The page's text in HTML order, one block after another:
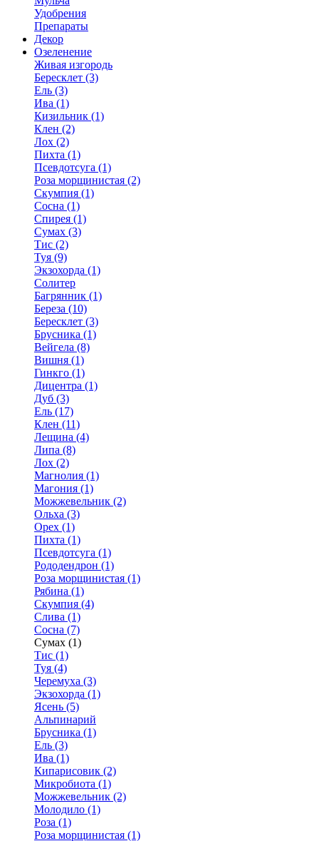
Удобрения
Препараты
Декор
Озеленение
Живая изгородь
Бересклет (3)
Ель (3)
Ива (1)
Кизильник (1)
Клен (2)
Лох (2)
Пихта (1)
Псевдотсуга (1)
Роза морщинистая (2)
Скумпия (1)
Сосна (1)
Спирея (1)
Сумах (3)
Тис (2)
Туя (9)
Экзохорда (1)
Солитер
Багрянник (1)
Береза (10)
Бересклет (3)
Брусника (1)
Вейгела (8)
Вишня (1)
Гинкго (1)
Дицентра (1)
Дуб (3)
Ель (17)
Клен (11)
Лещина (4)
Липа (8)
Лох (2)
Магнолия (1)
Магония (1)
Можжевельник (2)
Ольха (3)
Орех (1)
Пихта (1)
Псевдотсуга (1)
Рододендрон (1)
Роза морщинистая (1)
Рябина (1)
Скумпия (4)
Слива (1)
Сосна (7)
Сумах (1)
Тис (1)
Туя (4)
Черемуха (3)
Экзохорда (1)
Ясень (5)
Альпинарий
Брусника (1)
Ель (3)
Ива (1)
Кипарисовик (2)
Микробиота (1)
Можжевельник (2)
Молодило (1)
Роза (1)
Роза морщинистая (1)